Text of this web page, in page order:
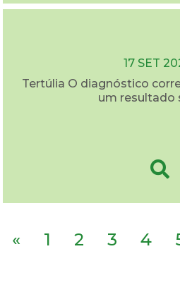
17 SET
Tertúlia O diagnóstico
um resultado
« 1 2 3 4